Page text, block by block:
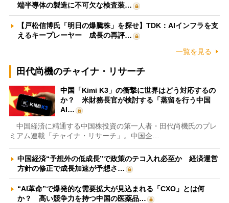
端半導体の製造に不可欠な検査装…
【戸松信博氏「明日の爆騰株」を探せ】TDK：AIインフラを支
えるキープレーヤー 成長の再評…
一覧を見る
田代尚機のチャイナ・リサーチ
中国「Kimi K3」の衝撃に世界はどう対応するの
か？ 米財務長官が検討する「蒸留を行う中国
AI…
中国経済に精通する中国株投資の第一人者・田代尚機氏のプレ
ミアム連載「チャイナ・リサーチ」。中国企…
中国経済“予想外の低成長”で政策のテコ入れ必至か 経済運営
方針の修正で成長加速が予想さ…
“AI革命”で爆発的な需要拡大が見込まれる「CXO」とは何
か？ 高い競争力を持つ中国の医薬品…